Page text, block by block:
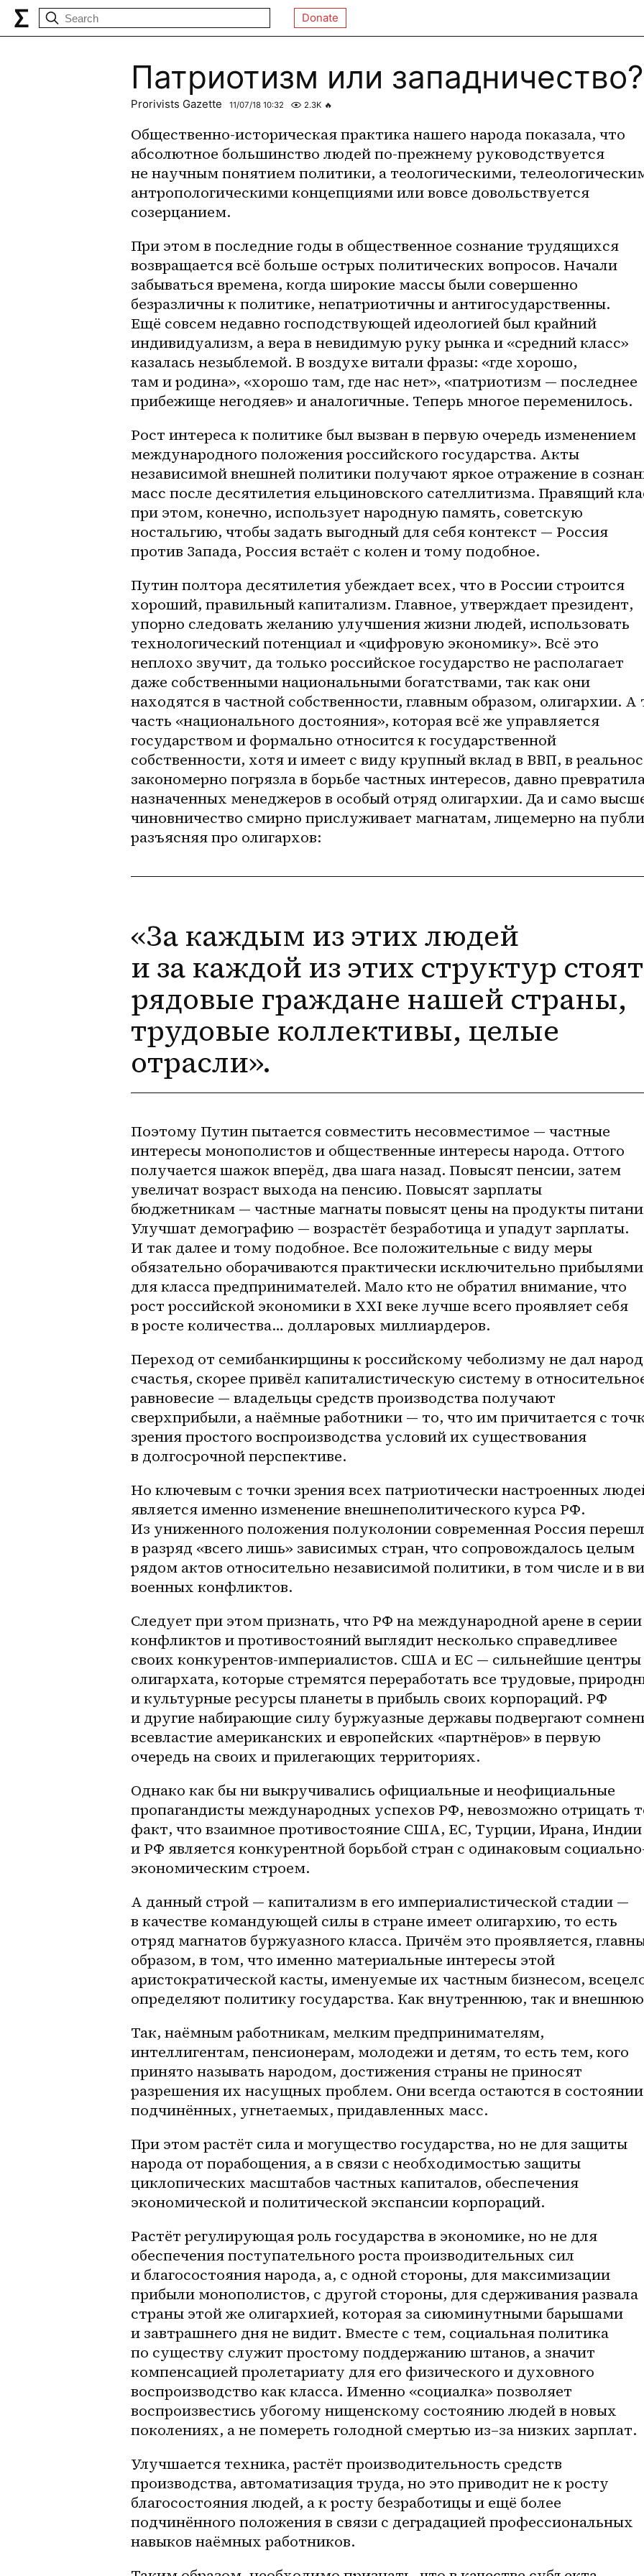
Donate
Патриотизм или западничество?
Prorivists Gazette 11/07/18 10:32 2.3K 🔥
Общественно-историческая практика нашего народа показала, что
абсолютное большинство людей по-прежнему руководствуется
не научным понятием политики, а теологическими,
антропологическими концепциями или вовсе довольствуется
созерцанием.
При этом в последние годы в общественное сознание трудящихся
возвращается всё больше острых политических вопросов. Начали
забываться времена, когда широкие массы были совершенно
безразличны к политике, непатриотичны и антигосударственны.
Ещё совсем недавно господствующей идеологией был крайний
индивидуализм, а вера в невидимую руку рынка и «средний класс»
казалась незыблемой. В воздухе витали фразы: «где хорошо,
там и родина», «хорошо там, где нас нет», «патриотизм — последнее
прибежище негодяев» и аналогичные. Теперь многое переменилось.
Рост интереса к политике был вызван в первую очередь изменением
международного положения российского государства. Акты
независимой внешней политики получают яркое отражение в
масс после десятилетия ельциновского сателлитизма. Правящий
при этом, конечно, использует народную память, советскую
ностальгию, чтобы задать выгодный для себя контекст — Россия
против Запада, Россия встаёт с колен и тому подобное.
Путин полтора десятилетия убеждает всех, что в России строится
хороший, правильный капитализм. Главное, утверждает президент,
упорно следовать желанию улучшения жизни людей, использовать
технологический потенциал и «цифровую экономику». Всё это
неплохо звучит, да только российское государство не располагает
даже собственными национальными богатствами, так как они
находятся в частной собственности, главным образом, олигархии. А
часть «национального достояния», которая всё же управляется
государством и формально относится к государственной
собственности, хотя и имеет с виду крупный вклад в ВВП, в
закономерно погрязла в борьбе частных интересов, давно
назначенных менеджеров в особый отряд олигархии. Да и само
чиновничество смирно прислуживает магнатам, лицемерно на
разъясняя про олигархов:
«За каждым из этих людей
и за каждой из этих структур стоят
рядовые граждане нашей страны,
трудовые коллективы, целые
отрасли».
Поэтому Путин пытается совместить несовместимое — частные
интересы монополистов и общественные интересы народа. Оттого
получается шажок вперёд, два шага назад. Повысят пенсии, затем
увеличат возраст выхода на пенсию. Повысят зарплаты
бюджетникам — частные магнаты повысят цены на продукты
Улучшат демографию — возрастёт безработица и упадут зарплаты.
И так далее и тому подобное. Все положительные с виду меры
обязательно оборачиваются практически исключительно прибылями
для класса предпринимателей. Мало кто не обратил внимание, что
рост российской экономики в XXI веке лучше всего проявляет себя
в росте количества… долларовых миллиардеров.
Переход от семибанкирщины к российскому чеболизму не дал
счастья, скорее привёл капиталистическую систему в
равновесие — владельцы средств производства получают
сверхприбыли, а наёмные работники — то, что им причитается с
зрения простого воспроизводства условий их существования
в долгосрочной перспективе.
Но ключевым с точки зрения всех патриотически настроенных
является именно изменение внешнеполитического курса РФ.
Из униженного положения полуколонии современная Россия
в разряд «всего лишь» зависимых стран, что сопровождалось целым
рядом актов относительно независимой политики, в том числе и в
военных конфликтов.
Следует при этом признать, что РФ на международной арене в серии
конфликтов и противостояний выглядит несколько справедливее
своих конкурентов-империалистов. США и ЕС — сильнейшие центры
олигархата, которые стремятся переработать все трудовые,
и культурные ресурсы планеты в прибыль своих корпораций. РФ
и другие набирающие силу буржуазные державы подвергают
всевластие американских и европейских «партнёров» в первую
очередь на своих и прилегающих территориях.
Однако как бы ни выкручивались официальные и неофициальные
пропагандисты международных успехов РФ, невозможно отрицать
факт, что взаимное противостояние США, ЕС, Турции, Ирана, Индии
и РФ является конкурентной борьбой стран с одинаковым
экономическим строем.
А данный строй — капитализм в его империалистической стадии —
в качестве командующей силы в стране имеет олигархию, то есть
отряд магнатов буржуазного класса. Причём это проявляется,
образом, в том, что именно материальные интересы этой
аристократической касты, именуемые их частным бизнесом,
определяют политику государства. Как внутреннюю, так и
Так, наёмным работникам, мелким предпринимателям,
интеллигентам, пенсионерам, молодежи и детям, то есть тем, кого
принято называть народом, достижения страны не приносят
разрешения их насущных проблем. Они всегда остаются в состоянии
подчинённых, угнетаемых, придавленных масс.
При этом растёт сила и могущество государства, но не для защиты
народа от порабощения, а в связи с необходимостью защиты
циклопических масштабов частных капиталов, обеспечения
экономической и политической экспансии корпораций.
Растёт регулирующая роль государства в экономике, но не для
обеспечения поступательного роста производительных сил
и благосостояния народа, а, с одной стороны, для максимизации
прибыли монополистов, с другой стороны, для сдерживания развала
страны этой же олигархией, которая за сиюминутными барышами
и завтрашнего дня не видит. Вместе с тем, социальная политика
по существу служит простому поддержанию штанов, а значит
компенсацией пролетариату для его физического и духовного
воспроизводство как класса. Именно «социалка» позволяет
воспроизвестись убогому нищенскому состоянию людей в новых
поколениях, а не помереть голодной смертью из–за низких зарплат.
Улучшается техника, растёт производительность средств
производства, автоматизация труда, но это приводит не к росту
благосостояния людей, а к росту безработицы и ещё более
подчинённого положения в связи с деградацией профессиональных
навыков наёмных работников.